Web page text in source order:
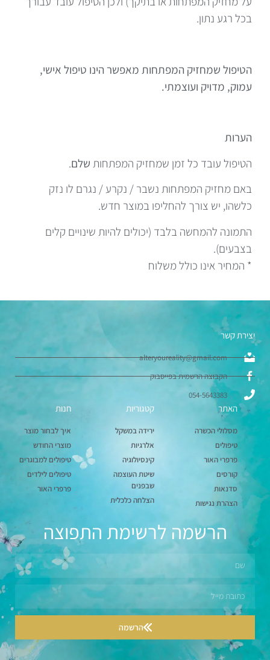
בכל רגע נתון.
הטיפול שמחזיק המפתחות מאפשר הינו טיפול אישי,
עמוק, מדויק ועוצמתי.
הערות
הטיפול עובד כל זמן שמחזיק המפתחות שלם.
באם מחזיק המפתחות נשבר / נקרע / נגרם לו נזק
כלשהו, יש צורך להחליפו במוצר חדש.
התמונה להמחשה בלבד (יכולים להיות שינויים קלים
בצבעים).
* המחיר אינו כולל משלוח
יצירת קשר
alteryoureality@gmail.com
הקבוצה הרשמית בפייסבוק
054-5643383
האתר
מסלולי הכשרה
טיפולים
פרפרי האור
קורסים
סדנאות
הצהרת נגישות
קטגוריות
ירידה במשקל
אלרגיות
קינסיולוגיה
שיטת העוצמה
שבפנים
הצלחה כלכלית
חנות
איך לבחור מוצר
מוצרי החודש
טיפולים למבוגרים
טיפולים לילדים
פרפרי האור
הרשמה לרשימת התפוצה
הרשמה